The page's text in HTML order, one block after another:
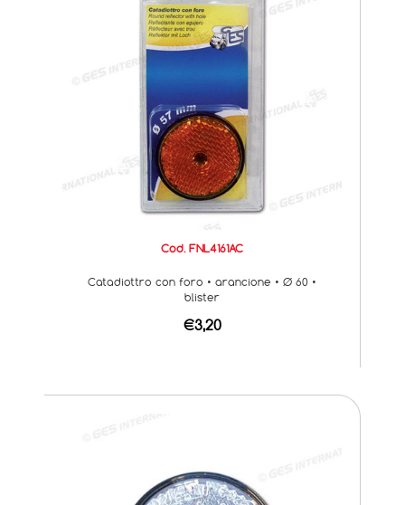
Cod. FNL4161AC
Catadiottro con foro • arancione • Ø 60 •
blister
€3,20